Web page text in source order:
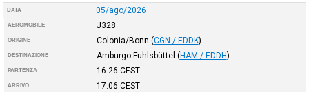
DATA 05/ago/2026
AEROMOBILE J328
ORIGINE Colonia/Bonn (CGN / EDDK)
DESTINAZIONE Amburgo-Fuhlsbüttel (HAM / EDDH)
PARTENZA 16:26 CEST
ARRIVO 17:06 CEST